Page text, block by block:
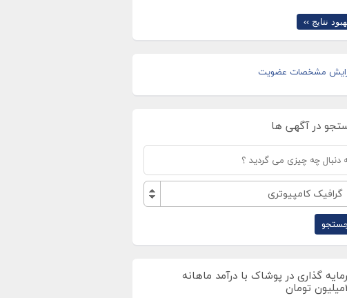
نتایج ››
مشخصات عضویت
در آگهی ها
گرافیک کامپیوتری
گذاری در پوشاک با درآمد ماهانه